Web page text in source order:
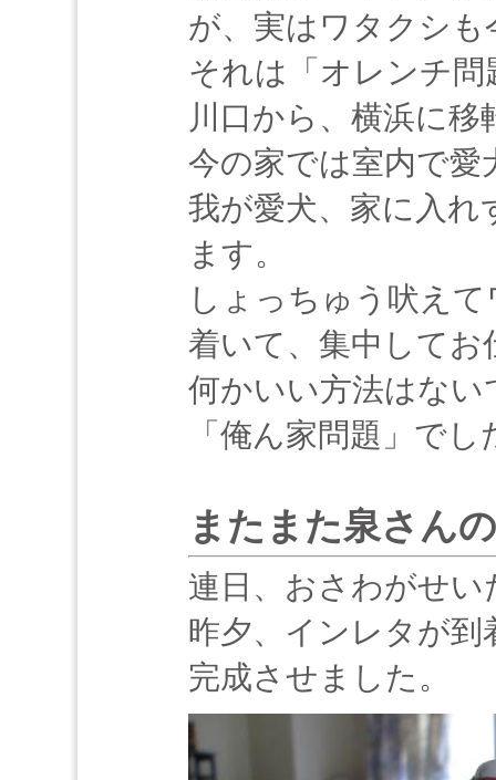
が、実はワタクシ
それは「オレンチ問
川口から、横浜に
今の家では室内で愛
我が愛犬、家に入
ます。
しょっちゅう吠え
着いて、集中して
何かいい方法はな
「俺ん家問題」でし
またまた泉さん
連日、おさわがせい
昨夕、インレタが
完成させました。